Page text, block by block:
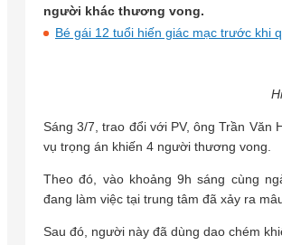
người khác thương vong.
Bé gái 12 tuổi hiến giác mạc trước khi
Sáng 3/7, trao đổi với PV, ông Trần Văn
vụ trọng án khiến 4 người thương vong.
Theo đó, vào khoảng 9h sáng cùng
đang làm việc tại trung tâm đã xảy ra
Sau đó, người này đã dùng dao chém